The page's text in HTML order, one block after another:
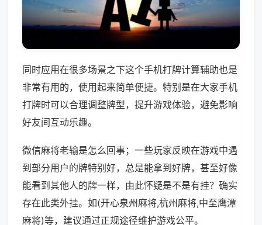
同时应用在很多场景之下这个手机打牌计算辅助也是
非常有用的，使用起来简单便捷。特别是在大家手机
打牌时可以合理调整牌型，提升游戏体验，避免影响
好友间互动乐趣。
微信麻将老输是怎么回事；一些玩家反映在游戏中遇
到部分用户的牌特别好，总是能拿到好牌，甚至好像
能看到其他人的牌一样，由此怀疑是不是有挂？确实
存在此类外挂。如(开心泉州麻将,杭州麻将,中至鹰潭
麻将)等，建议通过正规途径维护游戏公平。